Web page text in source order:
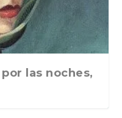
las noches,